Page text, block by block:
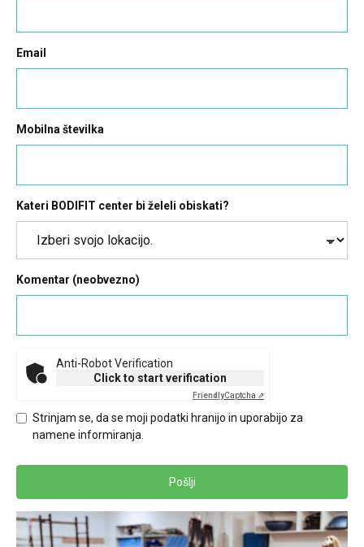
Email
Mobilna številka
Kateri BODIFIT center bi želeli obiskati?
Komentar (neobvezno)
Anti-Robot Verification
Click to start verification
FriendlyCaptcha ⇗
Strinjam se, da se moji podatki hranijo in uporabijo za
namene informiranja.
Pošlji